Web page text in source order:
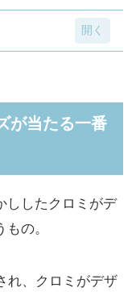
タオル」「ステ
が当たる一番
ししたクロミがデ
の。
れ、クロミがデザ